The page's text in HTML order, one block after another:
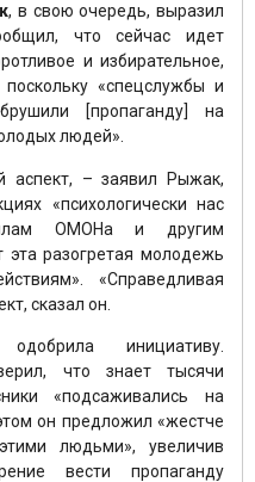
, в свою очередь, выразил
что сейчас идет
и избирательное,
«спецслужбы и
[пропаганду] на
людей».
аспект, – заявил Рыжак,
«психологически нас
ОМОНа и другим
разогретая молодежь
«Справедливая
сказал он.
инициативу.
что знает тысячи
«подсаживались на
он предложил «жестче
людьми», увеличив
вести пропаганду